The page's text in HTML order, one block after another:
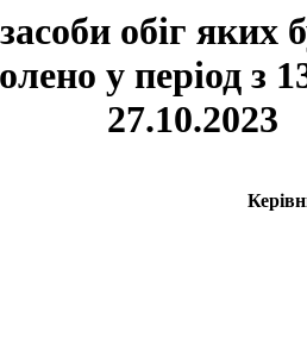
обіг яких
у період з
27.10.2023
які
зберіганням